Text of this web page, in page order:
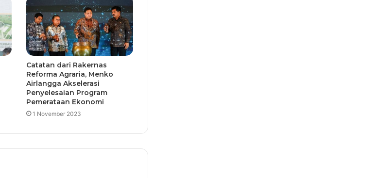
Catatan dari Rakernas
Reforma Agraria, Menko
Airlangga Akselerasi
Penyelesaian Program
Pemerataan Ekonomi
1 November 2023